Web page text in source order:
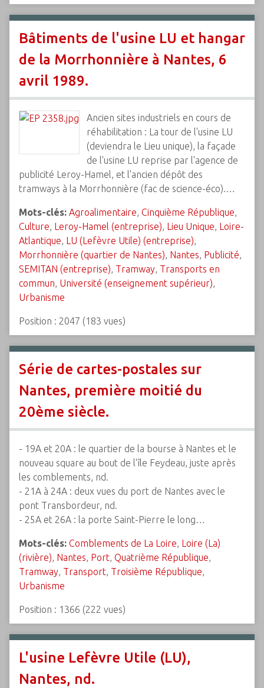
Bâtiments de l'usine LU et hangar
de la Morrhonnière à Nantes, 6
avril 1989.
Ancien sites industriels en cours de
réhabilitation : La tour de l'usine LU
(deviendra le Lieu unique), la façade
de l'usine LU reprise par l'agence de
publicité Leroy-Hamel, et l'ancien dépôt des
tramways à la Morrhonnière (fac de science-éco).…
Mots-clés: Agroalimentaire, Cinquième République,
Culture, Leroy-Hamel (entreprise), Lieu Unique, Loire-
Atlantique, LU (Lefèvre Utile) (entreprise),
Morrhonnière (quartier de Nantes), Nantes, Publicité,
SEMITAN (entreprise), Tramway, Transports en
commun, Université (enseignement supérieur),
Urbanisme
Position : 2047 (183 vues)
Série de cartes-postales sur
Nantes, première moitié du
20ème siècle.
- 19A et 20A : le quartier de la bourse à Nantes et le
nouveau square au bout de l'île Feydeau, juste après
les comblements, nd.
- 21A à 24A : deux vues du port de Nantes avec le
pont Transbordeur, nd.
- 25A et 26A : la porte Saint-Pierre le long…
Mots-clés: Comblements de La Loire, Loire (La)
(rivière), Nantes, Port, Quatrième République,
Tramway, Transport, Troisième République,
Urbanisme
Position : 1366 (222 vues)
L'usine Lefèvre Utile (LU),
Nantes, nd.